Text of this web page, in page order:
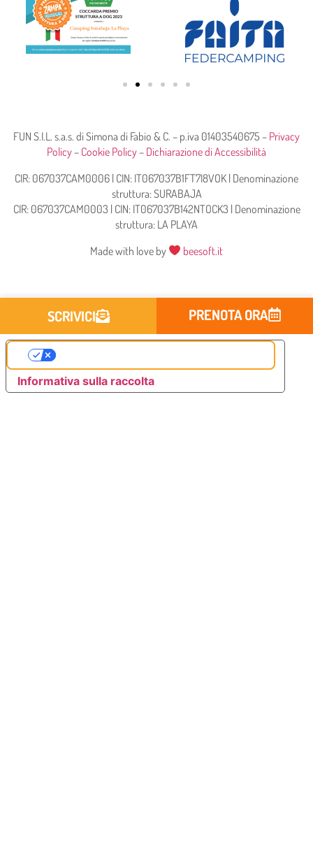
FUN S.I.L. s.a.s. di Simona di Fabio & C. – p.iva 01403540675 – Privacy
Policy – Cookie Policy – Dichiarazione di Accessibilità
CIR: 067037CAM0006 | CIN: IT067037B1FT7I8VOK | Denominazione
struttura: SURABAJA
CIR: 067037CAM0003 | CIN: IT067037B142NTOCK3 | Denominazione
struttura: LA PLAYA
Made with love by
beesoft.it
SCRIVICI PRENOTA ORA
Informativa sulla raccolta
Le tue preferenze relative alla privacy